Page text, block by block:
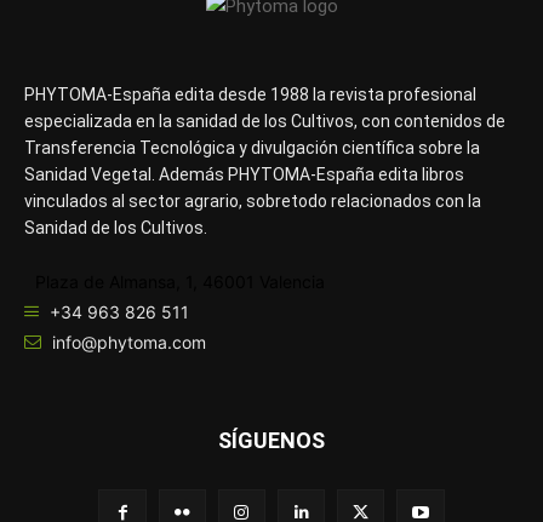
PHYTOMA-España edita desde 1988 la revista profesional
especializada en la sanidad de los Cultivos, con contenidos de
Transferencia Tecnológica y divulgación científica sobre la
Sanidad Vegetal. Además PHYTOMA-España edita libros
vinculados al sector agrario, sobretodo relacionados con la
Sanidad de los Cultivos.
+34 963 826 511
info@phytoma.com
SÍGUENOS